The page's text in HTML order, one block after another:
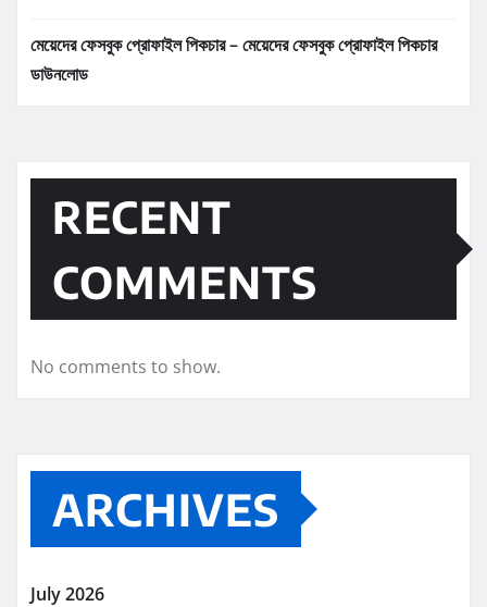
মেয়েদের ফেসবুক প্রোফাইল পিকচার – মেয়েদের ফেসবুক প্রোফাইল পিকচার
ডাউনলোড
RECENT
COMMENTS
No comments to show.
ARCHIVES
July 2026